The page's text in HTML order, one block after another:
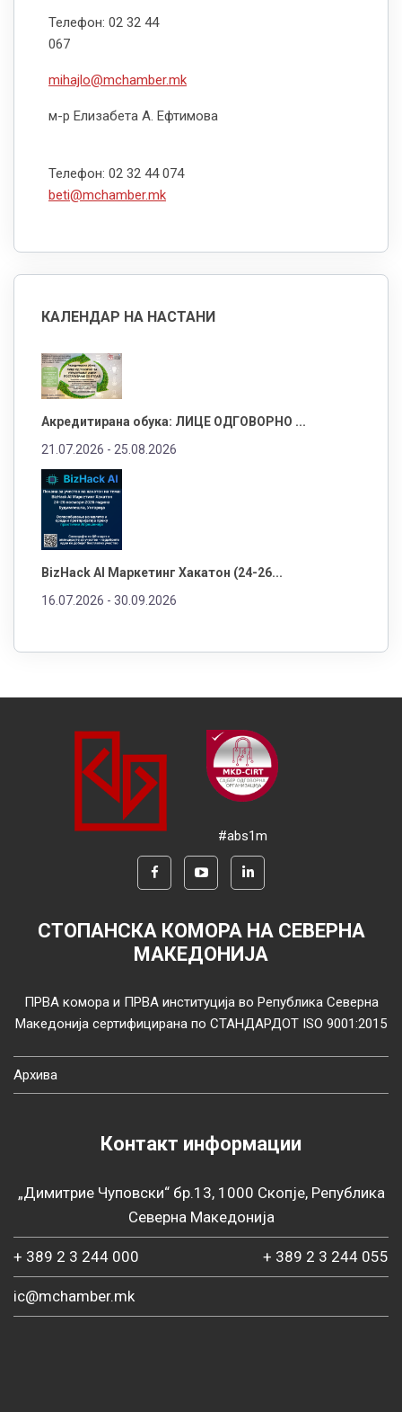
Телефон: 02 32 44
067
mihajlo@mchamber.mk
м-р Елизабета А. Ефтимова
Телефон: 02 32 44 074
beti@mchamber.mk
КАЛЕНДАР НА НАСТАНИ
Акредитирана обука: ЛИЦЕ ОДГОВОРНО ...
21.07.2026 - 25.08.2026
BizHack AI Маркетинг Хакатон (24-26...
16.07.2026 - 30.09.2026
#abs1m
СТОПАНСКА КОМОРА НА СЕВЕРНА
МАКЕДОНИЈА
ПРВА комора и ПРВА институција во Република Северна
Македонија сертифицирана по СТАНДАРДОТ ISO 9001:2015
Архива
Контакт информации
„Димитрие Чуповски“ бр.13, 1000 Скопје, Република
Северна Македонија
+ 389 2 3 244 000 + 389 2 3 244 055
ic@mchamber.mk